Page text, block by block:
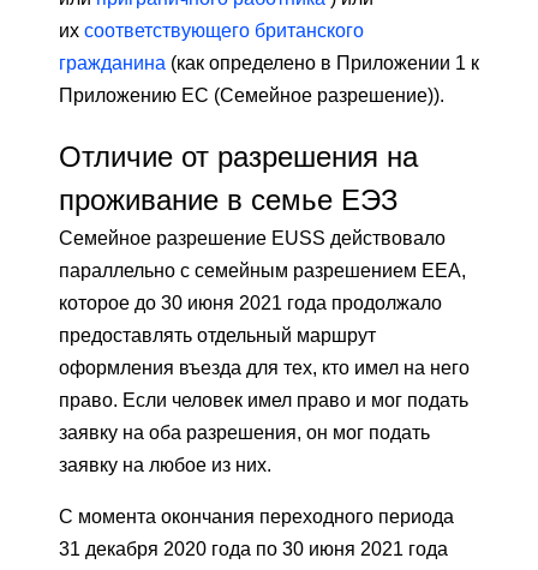
их соответствующего британского
гражданина (как определено в Приложении 1 к
Приложению ЕС (Семейное разрешение)).
Отличие от разрешения на
проживание в семье ЕЭЗ
Семейное разрешение EUSS действовало
параллельно с семейным разрешением EEA,
которое до 30 июня 2021 года продолжало
предоставлять отдельный маршрут
оформления въезда для тех, кто имел на него
право. Если человек имел право и мог подать
заявку на оба разрешения, он мог подать
заявку на любое из них.
С момента окончания переходного периода
31 декабря 2020 года по 30 июня 2021 года